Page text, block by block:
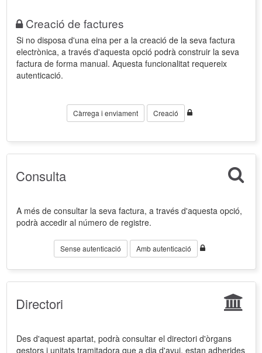
Creació de factures
Si no disposa d'una eina per a la creació de la seva factura
electrònica, a través d'aquesta opció podrà construir la seva
factura de forma manual. Aquesta funcionalitat requereix
autenticació.
Càrrega i enviament Creació
Consulta
A més de consultar la seva factura, a través d'aquesta opció,
podrà accedir al número de registre.
Sense autenticació Amb autenticació
Directori
Des d'aquest apartat, podrà consultar el directori d'òrgans
gestors i unitats tramitadora que a dia d'avui, estan adherides